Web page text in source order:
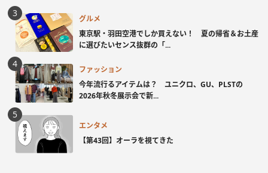
グルメ
東京駅・羽田空港でしか買えない！ 夏の帰省＆お土産
に選びたいセンス抜群の「...
ファッション
今年流行るアイテムは？ ユニクロ、GU、PLSTの
2026年秋冬展示会で新...
エンタメ
【第43回】オーラを視てきた